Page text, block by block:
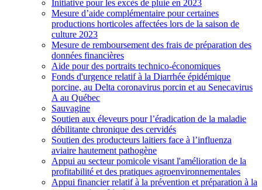
Initiative pour les excès de pluie en 2023
Mesure d’aide complémentaire pour certaines
productions horticoles affectées lors de la saison de
culture 2023
Mesure de remboursement des frais de préparation des
données financières
Aide pour des portraits technico-économiques
Fonds d'urgence relatif à la Diarrhée épidémique
porcine, au Delta coronavirus porcin et au Senecavirus
A au Québec
Sauvagine
Soutien aux éleveurs pour l’éradication de la maladie
débilitante chronique des cervidés
Soutien des producteurs laitiers face à l’influenza
aviaire hautement pathogène
Appui au secteur pomicole visant l'amélioration de la
profitabilité et des pratiques agroenvironnementales
Appui financier relatif à la prévention et préparation à la